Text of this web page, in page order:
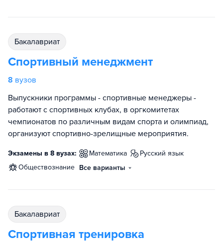
бакалавриат
Спортивный менеджмент
8 вузов
Выпускники программы - спортивные менеджеры -
работают с спортивных клубах, в оргкомитетах
чемпионатов по различным видам спорта и олимпиад,
организуют спортивно-зрелищные мероприятия.
Экзамены в 8 вузах: математика
русский язык
обществознание Все варианты
бакалавриат
Спортивная тренировка